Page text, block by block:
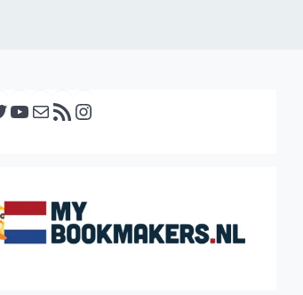
Twitter YouTube E-mail RSS feed